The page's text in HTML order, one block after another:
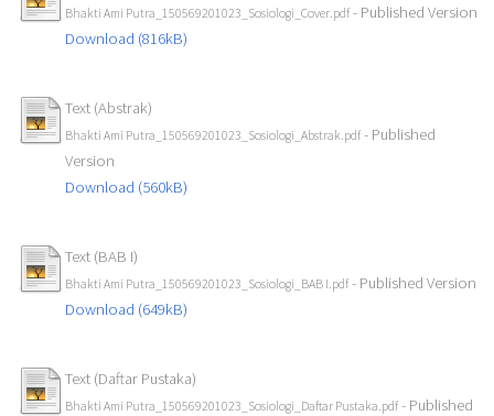
Bhakti Ami Putra_150569201023_Sosiologi_Cover.pdf- Published Version
Download (816kB)
Text (Abstrak)
Bhakti Ami Putra_150569201023_Sosiologi_Abstrak.pdf- Published
Version
Download (560kB)
Text (BAB I)
Bhakti Ami Putra_150569201023_Sosiologi_BAB I.pdf- Published Version
Download (649kB)
Text (Daftar Pustaka)
Bhakti Ami Putra_150569201023_Sosiologi_Daftar Pustaka.pdf- Published